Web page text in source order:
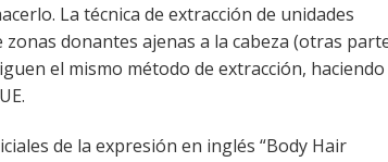
La técnica de extracción de unidades
zonas donantes ajenas a la cabeza (otras
el mismo método de extracción,
de la expresión en inglés “Body Hair